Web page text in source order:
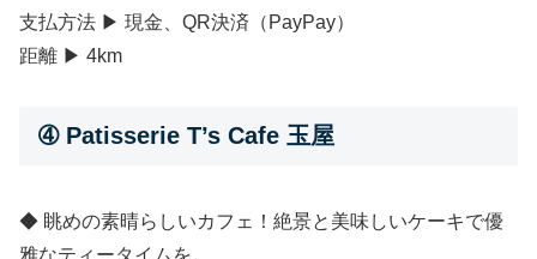
支払方法 ▶ 現金、QR決済（PayPay）
距離 ▶ 4km
➃ Patisserie T’s Cafe 玉屋
◆ 眺めの素晴らしいカフェ！絶景と美味しいケーキで優
雅なティータイムを。